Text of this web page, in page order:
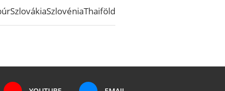
SzlovákiaSzlovéniaThaiföld